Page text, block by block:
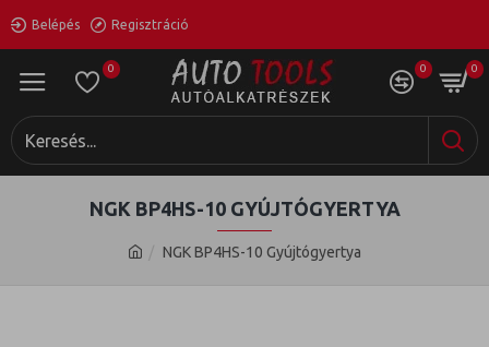
Belépés Regisztráció
0 0 0
NGK BP4HS-10 Gyújtógyertya
NGK BP4HS-10 GYÚJTÓGYERTYA